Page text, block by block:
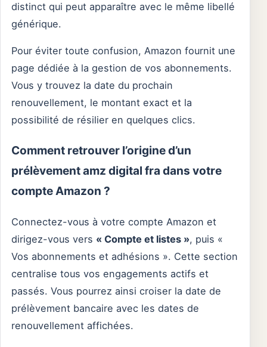
distinct qui peut apparaître avec le même libellé
générique.
Pour éviter toute confusion, Amazon fournit une
page dédiée à la gestion de vos abonnements.
Vous y trouvez la date du prochain
renouvellement, le montant exact et la
possibilité de résilier en quelques clics.
Comment retrouver l’origine d’un
prélèvement amz digital fra dans votre
compte Amazon ?
Connectez-vous à votre compte Amazon et
dirigez-vous vers « Compte et listes », puis «
Vos abonnements et adhésions ». Cette section
centralise tous vos engagements actifs et
passés. Vous pourrez ainsi croiser la date de
prélèvement bancaire avec les dates de
renouvellement affichées.